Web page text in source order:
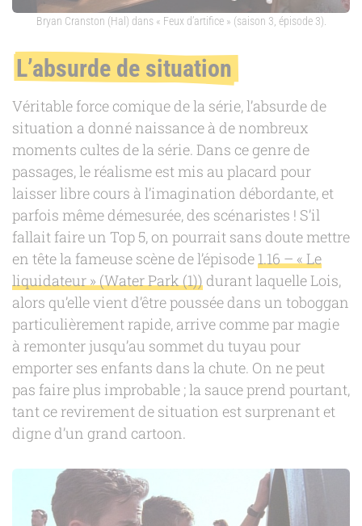
Bryan Cranston (Hal) dans « Feux d’artifice » (saison 3, épisode 3).
L’absurde de situation
Véritable force comique de la série, l’absurde de
situation a donné naissance à de nombreux
moments cultes de la série. Dans ce genre de
passages, le réalisme est mis au placard pour
laisser libre cours à l’imagination débordante, et
parfois même démesurée, des scénaristes ! S’il
fallait faire un Top 5, on pourrait sans doute mettre
en tête la fameuse scène de l’épisode1.16 – « Le
liquidateur » (Water Park (1)) durant laquelle Lois,
alors qu’elle vient d’être poussée dans un toboggan
particulièrement rapide, arrive comme par magie
à remonter jusqu’au sommet du tuyau pour
emporter ses enfants dans la chute. On ne peut
pas faire plus improbable ; la sauce prend pourtant,
tant ce revirement de situation est surprenant et
digne d’un grand cartoon.